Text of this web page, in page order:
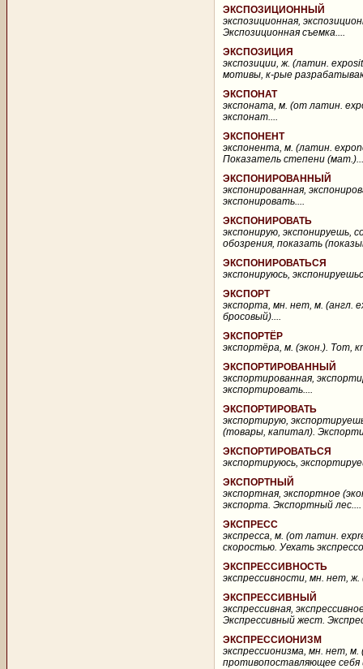
ЭКСПОЗИЦИОННЫЙ
экспозиционная,
Экспозиционная съемка....
ЭКСПОЗИЦИЯ
экспозиции, ж. (латин.
мотивы, к-рые
ЭКСПОНАТ
экспоната, м. (от латин.
экспонат....
ЭКСПОНЕНТ
экспонента, м. (латин.
Показатель степени
ЭКСПОНИРОВАННЫЙ
экспонированная,
экспонировать....
ЭКСПОНИРОВАТЬ
экспонирую, экспонируешь,
обозрения, показать
ЭКСПОНИРОВАТЬСЯ
экспонируюсь,
ЭКСПОРТ
экспорта, мн. нет, м. (англ.
бросовый)....
ЭКСПОРТЁР
экспортёра, м. (экон.). Тот,
ЭКСПОРТИРОВАННЫЙ
экспортированная,
экспортировать....
ЭКСПОРТИРОВАТЬ
экспортирую,
(товары, капитал).
ЭКСПОРТИРОВАТЬСЯ
экспортируюсь,
ЭКСПОРТНЫЙ
экспортная, экспортное
экспорта. Экспортный лес....
ЭКСПРЕСС
экспресса, м. (от латин.
скоростью. Уехать
ЭКСПРЕССИВНОСТЬ
экспрессивности, мн. нет, ж.
ЭКСПРЕССИВНЫЙ
экспрессивная,
Экспрессивный жест.
ЭКСПРЕССИОНИЗМ
экспрессионизма, мн. нет, м.
противопоставляющее себя